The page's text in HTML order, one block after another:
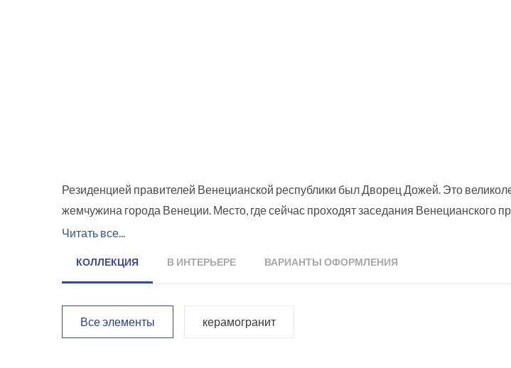
Резиденцией правителей Венецианской республики был Дворец Дожей. Это
жемчужина города Венеции. Место, где сейчас проходят заседания Венецианского
воздвигнут в 10 веке. Переживая не одно столетие постоянных вражеских набегов,
правительство решило сделать из него дворец, внушающий почтение, трепет и
Читать все...
КОЛЛЕКЦИЯ В ИНТЕРЬЕРЕ ВАРИАНТЫ ОФОРМЛЕНИЯ
Все элементы керамогранит